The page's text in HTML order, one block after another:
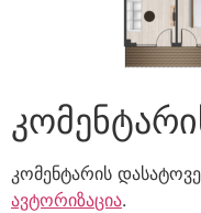
კომენტარის
ავტორიზაცია.